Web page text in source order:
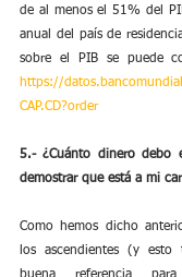
de al menos el 51% del
anual del país de
https://
CAP.CD?order
5.- ¿Cuánto dinero debo
demostrar que está a mi
Como hemos dicho
los ascendientes (y
buena referencia